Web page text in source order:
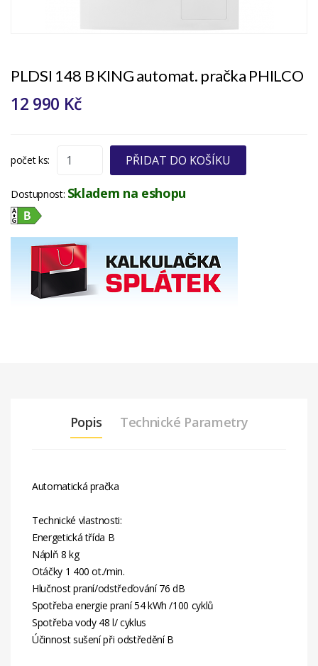
PLDSI 148 B KING automat. pračka PHILCO
12 990 Kč
počet ks: PŘIDAT DO KOŠÍKU
Dostupnost: Skladem na eshopu
Popis Technické Parametry
Automatická pračka
Technické vlastnosti:
Energetická třída B
Náplň 8 kg
Otáčky 1 400 ot./min.
Hlučnost praní/odstřeďování 76 dB
Spotřeba energie praní 54 kWh /100 cyklů
Spotřeba vody 48 l/ cyklus
Účinnost sušení při odstředění B